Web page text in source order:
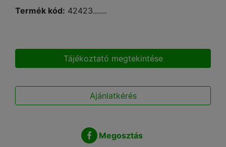
Termék kód: 42423.......
Tájékoztató megtekintése
Ajánlatkérés
Megosztás